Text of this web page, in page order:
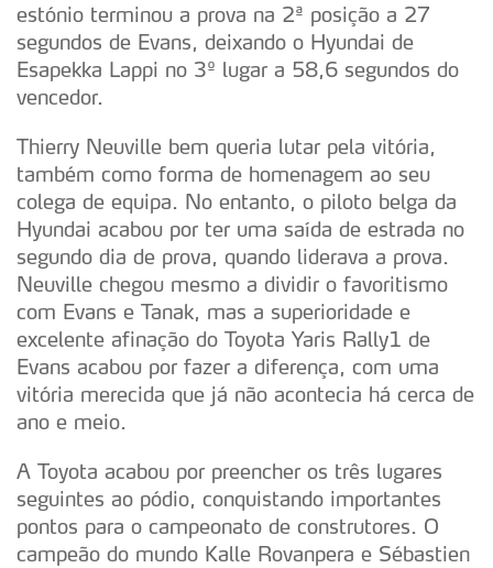
estónio terminou a prova na 2ª posição a 27
segundos de Evans, deixando o Hyundai de
Esapekka Lappi no 3º lugar a 58,6 segundos do
vencedor.
Thierry Neuville bem queria lutar pela vitória,
também como forma de homenagem ao seu
colega de equipa. No entanto, o piloto belga da
Hyundai acabou por ter uma saída de estrada no
segundo dia de prova, quando liderava a prova.
Neuville chegou mesmo a dividir o favoritismo
com Evans e Tanak, mas a superioridade e
excelente afinação do Toyota Yaris Rally1 de
Evans acabou por fazer a diferença, com uma
vitória merecida que já não acontecia há cerca de
ano e meio.
A Toyota acabou por preencher os três lugares
seguintes ao pódio, conquistando importantes
pontos para o campeonato de construtores. O
campeão do mundo Kalle Rovanpera e Sébastien